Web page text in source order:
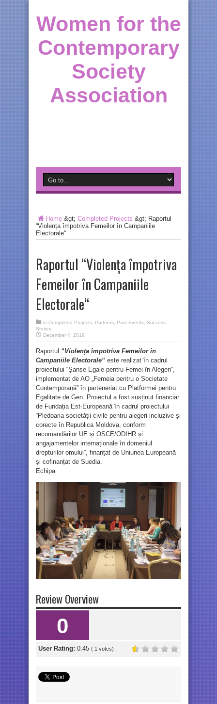
Women for the
Contemporary
Society
Association
Home &gt; Completed Projects &gt; Raportul
“Violența împotriva Femeilor în Campaniile
Electorale“
Raportul “Violența împotriva
Femeilor în Campaniile
Electorale“
in Completed Projects Partners Past Events Success
Stories
December 4, 2019
Raportul “Violența împotriva Femeilor în
Campaniile Electorale“ este realizat în cadrul
proiectului “Șanse Egale pentru Femei în Alegeri”,
implementat de AO „Femeia pentru o Societate
Contemporană” în parteneriat cu Platformei pentru
Egalitate de Gen. Proiectul a fost susținut financiar
de Fundația Est-Europeană în cadrul proiectului
“Pledoaria societății civile pentru alegeri incluzive și
corecte în Republica Moldova, conform
recomandărilor UE și OSCE/ODIHR și
angajamentelor internaționale în domeniul
drepturilor omului”, finanțat de Uniunea Europeană
și cofinanțat de Suedia.
Echipa
Review Overview
0
User Rating: 0.45 ( 1 votes)